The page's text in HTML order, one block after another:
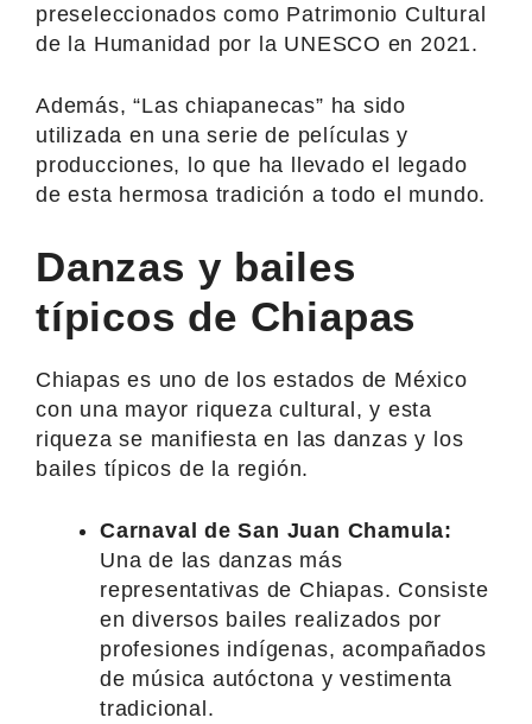
preseleccionados como Patrimonio Cultural
de la Humanidad por la UNESCO en 2021.
Además, “Las chiapanecas” ha sido
utilizada en una serie de películas y
producciones, lo que ha llevado el legado
de esta hermosa tradición a todo el mundo.
Danzas y bailes
típicos de Chiapas
Chiapas es uno de los estados de México
con una mayor riqueza cultural, y esta
riqueza se manifiesta en las danzas y los
bailes típicos de la región.
Carnaval de San Juan Chamula:
Una de las danzas más
representativas de Chiapas. Consiste
en diversos bailes realizados por
profesiones indígenas, acompañados
de música autóctona y vestimenta
tradicional.